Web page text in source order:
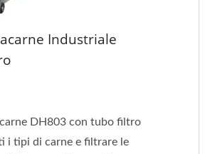
Industriale
DH803 con tubo filtro
i tipi di carne e filtrare le